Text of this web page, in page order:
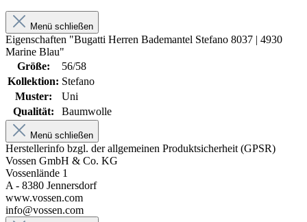
Menü schließen
Eigenschaften "Bugatti Herren Bademantel Stefano 8037 | 4930
Marine Blau"
Größe:
56/58
Kollektion: Stefano
Muster:
Uni
Qualität:
Baumwolle
Menü schließen
Herstellerinfo bzgl. der allgemeinen Produktsicherheit (GPSR)
Vossen GmbH & Co. KG
Vossenlände 1
A - 8380 Jennersdorf
www.vossen.com
info@vossen.com